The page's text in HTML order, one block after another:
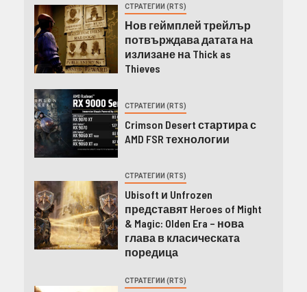
СТРАТЕГИИ (RTS)
Нов геймплей трейлър
потвърждава датата на
излизане на Thick as
Thieves
СТРАТЕГИИ (RTS)
Crimson Desert стартира с
AMD FSR технологии
СТРАТЕГИИ (RTS)
Ubisoft и Unfrozen
представят Heroes of Might
& Magic: Olden Era – нова
глава в класическата
поредица
СТРАТЕГИИ (RTS)